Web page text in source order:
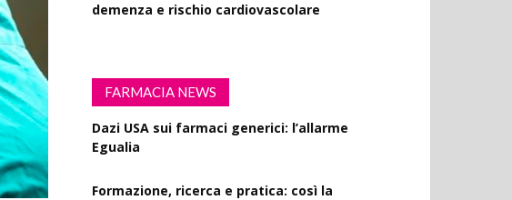
demenza e rischio cardiovascolare
FARMACIA NEWS
Dazi USA sui farmaci generici: l’allarme
Egualia
Formazione, ricerca e pratica: così la